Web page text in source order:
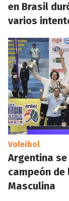
en Brasil
varios
Voleibol
Argentina
campeón de
Masculina